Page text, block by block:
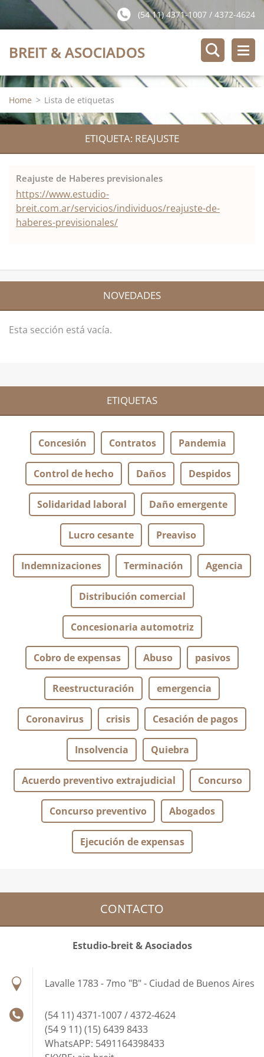
(54 11) 4371-1007 / 4372-4624
BREIT & ASOCIADOS
Home > Lista de etiquetas
ETIQUETA: REAJUSTE
Reajuste de Haberes previsionales
https://www.estudio-
breit.com.ar/servicios/individuos/reajuste-de-
haberes-previsionales/
NOVEDADES
Esta sección está vacía.
ETIQUETAS
Concesión Contratos Pandemia
Control de hecho Daños Despidos
Solidaridad laboral Daño emergente
Lucro cesante Preaviso
Indemnizaciones Terminación Agencia
Distribución comercial
Concesionaria automotriz
Cobro de expensas Abuso pasivos
Reestructuración emergencia
Coronavirus crisis Cesación de pagos
Insolvencia Quiebra
Acuerdo preventivo extrajudicial Concurso
Concurso preventivo Abogados
Ejecución de expensas
CONTACTO
Estudio-breit & Asociados
Lavalle 1783 - 7mo "B" - Ciudad de Buenos Aires
(54 11) 4371-1007 / 4372-4624
(54 9 11) (15) 6439 8433
WhatsAPP: 5491164398433